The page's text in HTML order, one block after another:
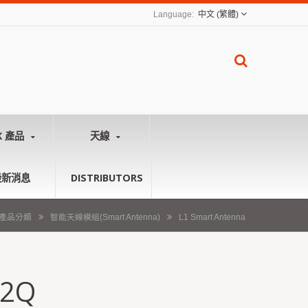
中文 (繁體)
產品 天線
消息 DISTRIBUTORS
品分類 智能天線模組(Smart Antenna) L1 Smart Antenna